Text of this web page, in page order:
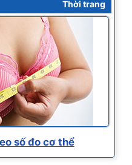
Thời trang
số đo cơ thể